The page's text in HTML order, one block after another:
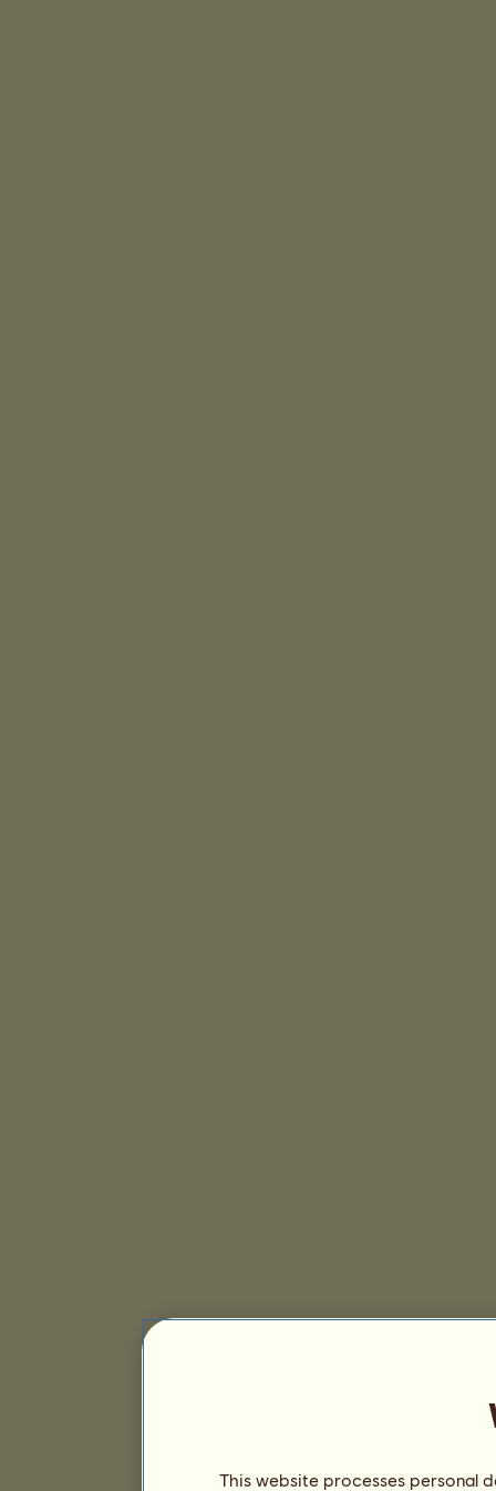
This website processes personal